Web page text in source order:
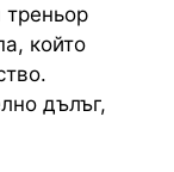
който
дълъг,